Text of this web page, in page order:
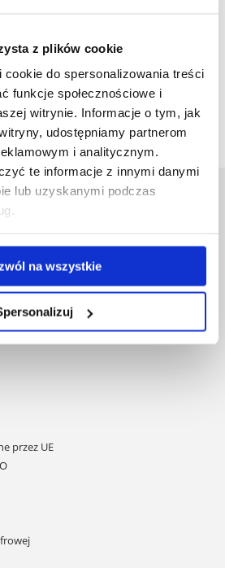
z plików cookie
do spersonalizowania treści
funkcje społecznościowe i
witrynie. Informacje o tym, jak
udostępniamy partnerom
i analitycznym.
te informacje z innymi danymi
lub uzyskanymi podczas
na wszystkie
Rzeszowski
przez UE